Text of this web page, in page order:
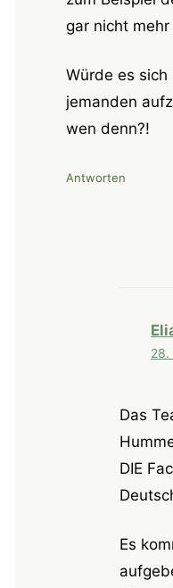
gar nicht
Würde es
jemanden
wen denn?!
Antworten
28.
Das
DIE
Es